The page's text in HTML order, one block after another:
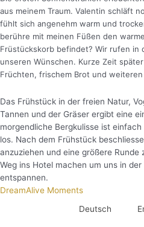
aus meinem Traum. Valentin schläft
fühlt sich angenehm warm und
berühre mit meinen Füßen den
Früstückskorb befindet? Wir rufen in
unseren Wünschen. Kurze Zeit
Früchten, frischem Brot und
Das Frühstück in der freien Natur,
Tannen und der Gräser ergibt eine
morgendliche Bergkulisse ist
los. Nach dem Frühstück
anzuziehen und eine größere
Weg ins Hotel machen um uns in
entspannen.
DreamAlive Moments
Deutsch